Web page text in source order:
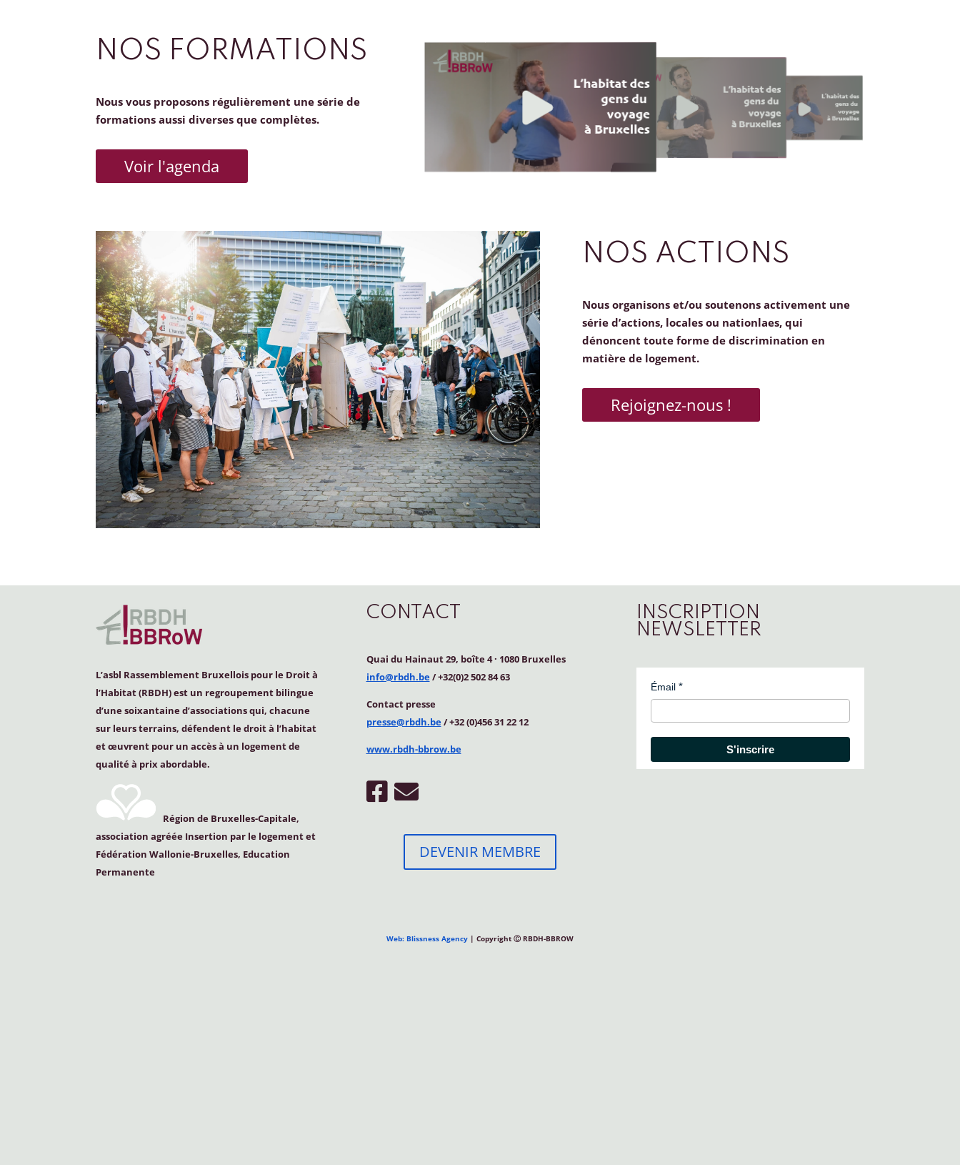
NOS FORMATIONS
Nous vous proposons régulièrement une série de
formations aussi diverses que complètes.
Voir l'agenda
NOS ACTIONS
Nous organisons et/ou soutenons activement une
série d’actions, locales ou nationlaes, qui
dénoncent toute forme de discrimination en
matière de logement.
Rejoignez-nous !
L’asbl Rassemblement Bruxellois pour le Droit à
l’Habitat (RBDH) est un regroupement bilingue
d’une soixantaine d’associations qui, chacune
sur leurs terrains, défendent le droit à l’habitat
et œuvrent pour un accès à un logement de
qualité à prix abordable.
Région de Bruxelles-Capitale,
association agréée Insertion par le logement et
Fédération Wallonie-Bruxelles, Education
Permanente
CONTACT
Quai du Hainaut 29, boîte 4· 1080 Bruxelles
info@rbdh.be/ +32(0)2 502 84 63
Contact presse
presse@rbdh.be/ +32 (0)456 31 22 12
www.rbdh-bbrow.be
DEVENIR MEMBRE
INSCRIPTION
NEWSLETTER
Émail
S'inscrire
Web: Blissness Agency | Copyright Ⓒ RBDH-BBROW